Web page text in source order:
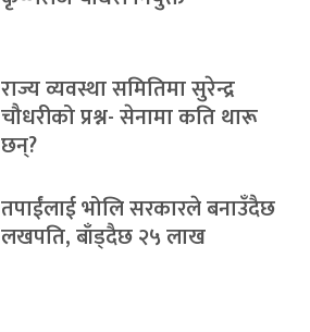
राज्य व्यवस्था समितिमा सुरेन्द्र
चौधरीको प्रश्न- सेनामा कति थारू
छन्?
तपाईंलाई भोलि सरकारले बनाउँदैछ
लखपति, बाँड्दैछ २५ लाख